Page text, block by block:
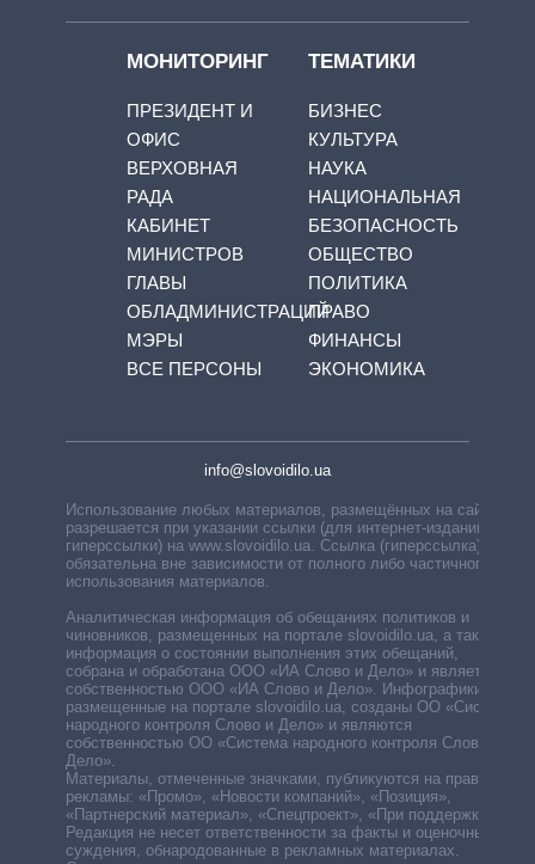
МОНИТОРИНГ
ПРЕЗИДЕНТ И
ОФИС
ВЕРХОВНАЯ
РАДА
КАБИНЕТ
МИНИСТРОВ
ГЛАВЫ
ОБЛАДМИНИСТРАЦИЙ
МЭРЫ
ВСЕ ПЕРСОНЫ
ТЕМАТИКИ
БИЗНЕС
КУЛЬТУРА
НАУКА
НАЦИОНАЛЬНАЯ
БЕЗОПАСНОСТЬ
ОБЩЕСТВО
ПОЛИТИКА
ПРАВО
ФИНАНСЫ
ЭКОНОМИКА
info@slovoidilo.ua
Использование любых материалов, размещённых на сайте,
разрешается при указании ссылки (для интернет-изданий —
гиперссылки) на www.slovoidilo.ua. Ссылка (гиперссылка)
обязательна вне зависимости от полного либо частичного
использования материалов.
Аналитическая информация об обещаниях политиков и
чиновников, размещенных на портале slovoidilo.ua, а также
информация о состоянии выполнения этих обещаний,
собрана и обработана ООО «ИА Слово и Дело» и является
собственностью ООО «ИА Слово и Дело». Инфографики,
размещенные на портале slovoidilo.ua, созданы ОО «Система
народного контроля Слово и Дело» и являются
собственностью ОО «Система народного контроля Слово и
Дело».
Материалы, отмеченные значками, публикуются на правах
рекламы: «Промо», «Новости компаний», «Позиция»,
«Партнерский материал», «Спецпроект», «При поддержке».
Редакция не несет ответственности за факты и оценочные
суждения, обнародованные в рекламных материалах.